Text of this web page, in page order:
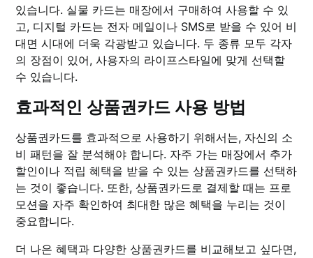
있습니다. 실물 카드는 매장에서 구매하여 사용할 수 있
고, 디지털 카드는 전자 메일이나 SMS로 받을 수 있어 비
대면 시대에 더욱 각광받고 있습니다. 두 종류 모두 각자
의 장점이 있어, 사용자의 라이프스타일에 맞게 선택할
수 있습니다.
효과적인 상품권카드 사용 방법
상품권카드를 효과적으로 사용하기 위해서는, 자신의 소
비 패턴을 잘 분석해야 합니다. 자주 가는 매장에서 추가
할인이나 적립 혜택을 받을 수 있는 상품권카드를 선택하
는 것이 좋습니다. 또한, 상품권카드로 결제할 때는 프로
모션을 자주 확인하여 최대한 많은 혜택을 누리는 것이
중요합니다.
더 나은 혜택과 다양한 상품권카드를 비교해보고 싶다면,